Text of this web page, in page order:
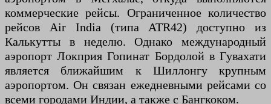
коммерческие рейсы. Ограниченное количество
рейсов Air India (типа ATR42) доступно из
Калькутты в неделю. Однако международный
аэропорт Локприя Гопинат Бордолой в Гувахати
является ближайшим к Шиллонгу крупным
аэропортом. Он связан ежедневными рейсами со
всеми городами Индии, а также с Бангкоком.